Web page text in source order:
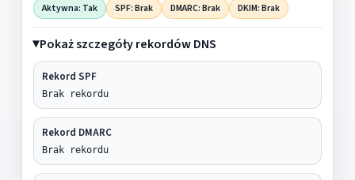
Aktywna: Tak SPF: Brak DMARC: Brak DKIM: Brak
Pokaż szczegóły rekordów DNS
Rekord SPF
Brak rekordu
Rekord DMARC
Brak rekordu